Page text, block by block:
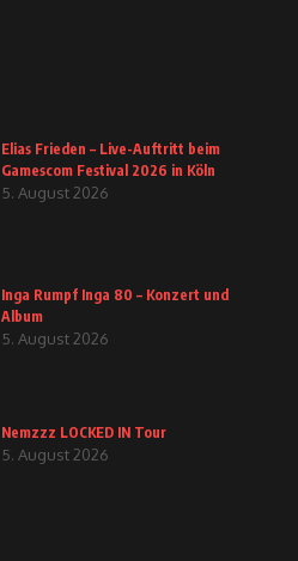
Elias Frieden – Live-Auftritt beim
Gamescom Festival 2026 in Köln
5. August 2026
Inga Rumpf Inga 80 – Konzert und
Album
5. August 2026
Nemzzz LOCKED IN Tour
5. August 2026